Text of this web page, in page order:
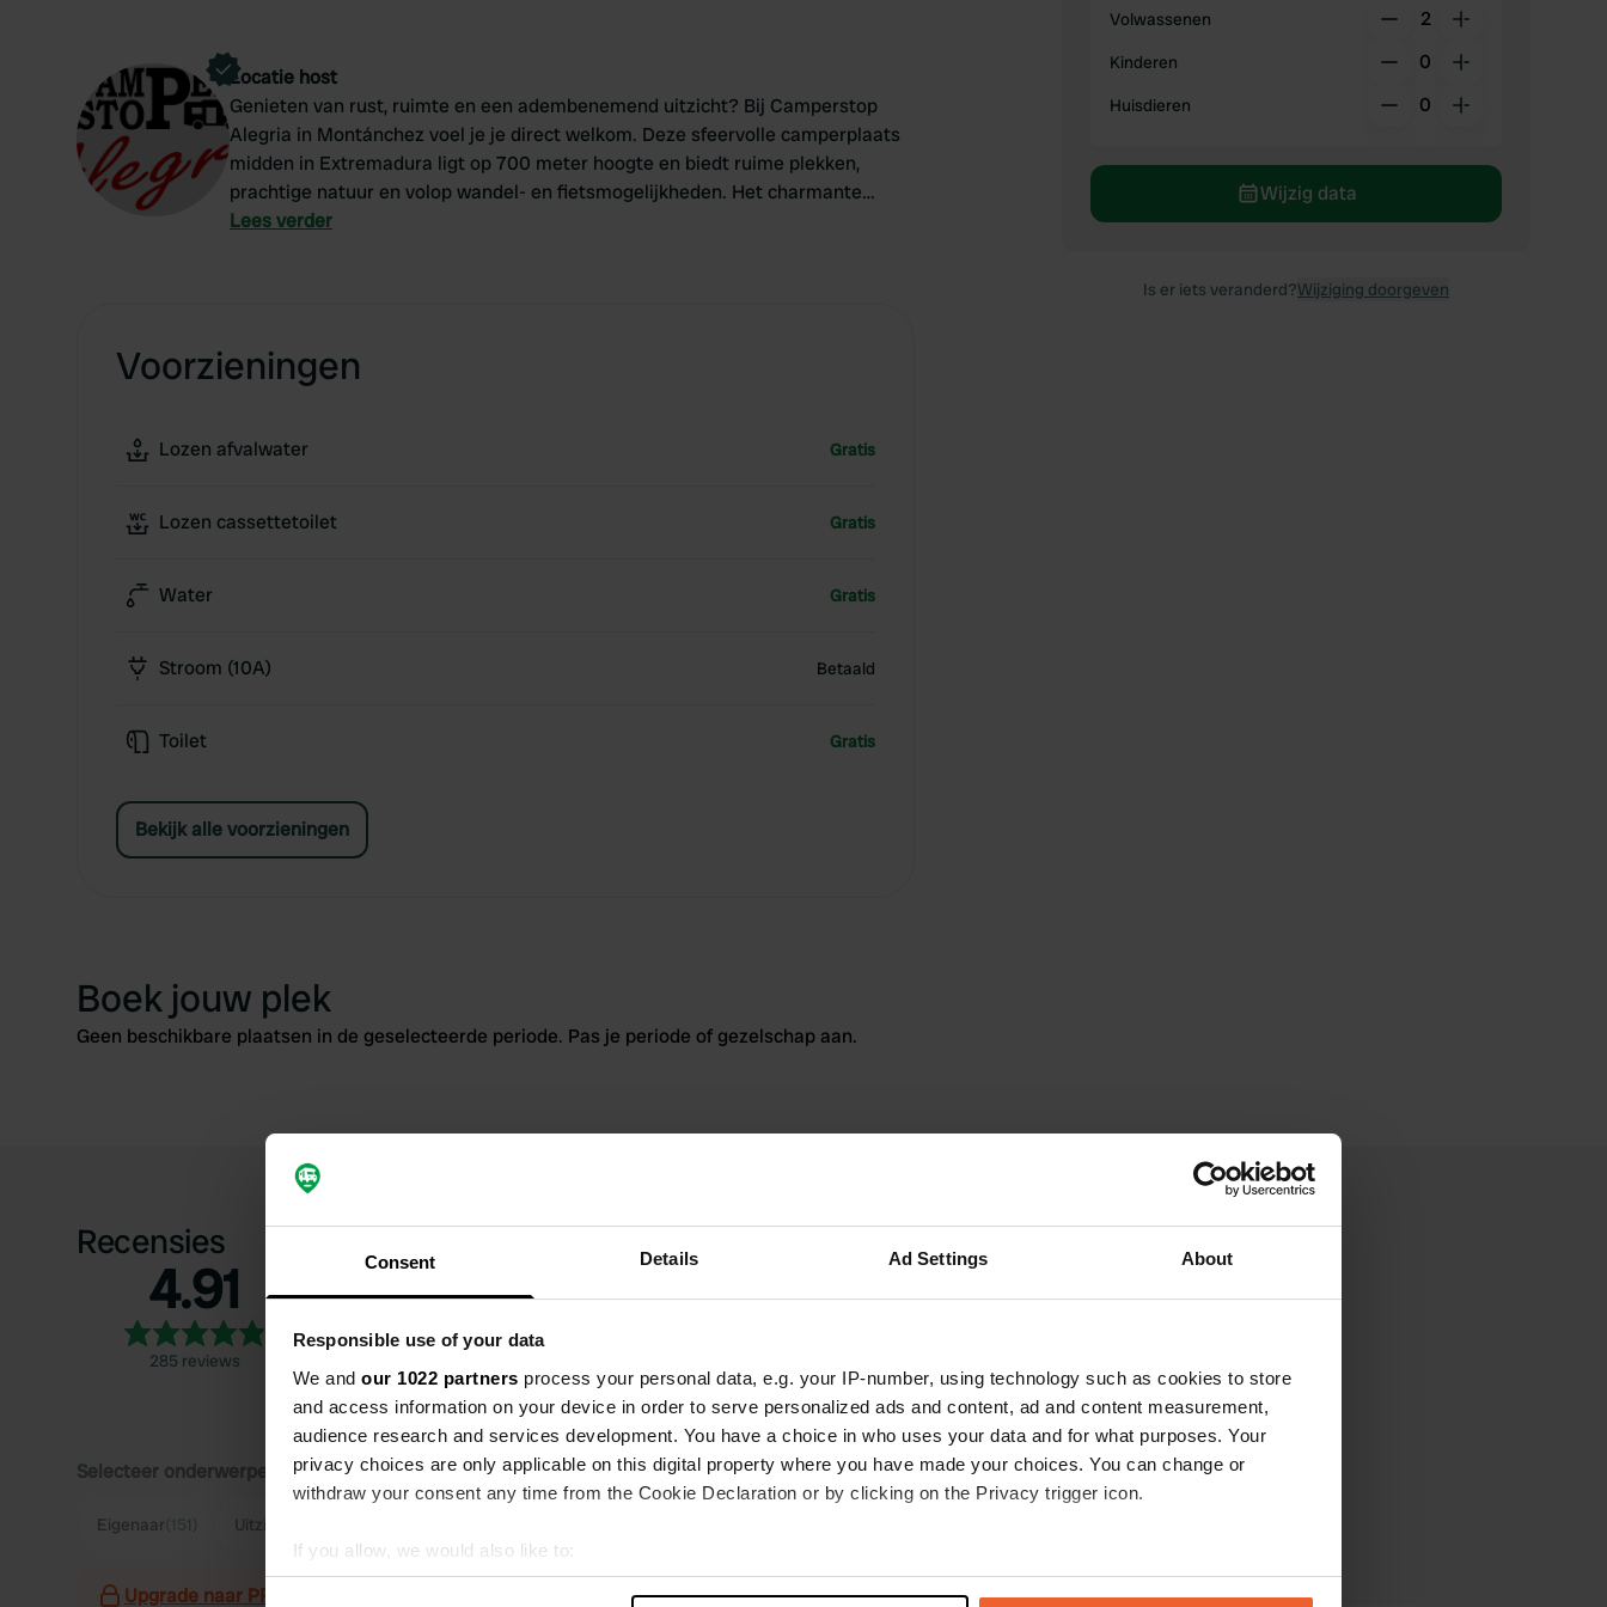
Consent Details Ad Settings About
Responsible use of your data
We and our 1022 partners process your personal data, e.g. your IP-number, using technology such as cookies to store
and access information on your device in order to serve personalized ads and content, ad and content measurement,
audience research and services development. You have a choice in who uses your data and for what purposes. Your
privacy choices are only applicable on this digital property where you have made your choices. You can change or
withdraw your consent any time from the Cookie Declaration or by clicking on the Privacy trigger icon.
If you allow, we would also like to:
Collect information about your geographical location which can be accurate to within several meters
Locatie host
Genieten van rust, ruimte en een adembenemend uitzicht? Bij Camperstop
Alegria in Montánchez voel je je direct welkom. Deze sfeervolle camperplaats
midden in Extremadura ligt op 700 meter hoogte en biedt ruime plekken,
prachtige natuur en volop wandel- en fietsmogelijkheden. Het charmante
dorpje Montánchez ligt op loopafstand en staat bekend om zijn Iberische ham
Lees verder
Voorzieningen
Lozen afvalwater Gratis
Lozen cassettetoilet Gratis
Water Gratis
Stroom (10A) Betaald
Toilet Gratis
Bekijk alle voorzieningen
Volwassenen 2
Kinderen 0
Huisdieren 0
Wijzig data
Is er iets veranderd?Wijziging doorgeven
Boek jouw plek
Geen beschikbare plaatsen in de geselecteerde periode. Pas je periode of gezelschap aan.
Recensies
4.91
285 reviews
4
3
2
1
Selecteer onderwerpen om recensies over te lezen:
Eigenaar Uitzicht
Upgrade naar PRO+ voor het gebruik van filters op de reviews